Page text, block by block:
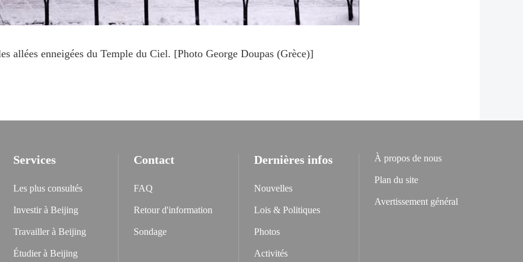
allées enneigées du Temple du Ciel. [Photo George Doupas (Grèce)]
Services
Les plus consultés
Investir à Beijing
Travailler à Beijing
Étudier à Beijing
Contact
FAQ
Retour d'information
Sondage
Dernières infos
Nouvelles
Lois & Politiques
Photos
Activités
À propos de nous
Plan du site
Avertissement général